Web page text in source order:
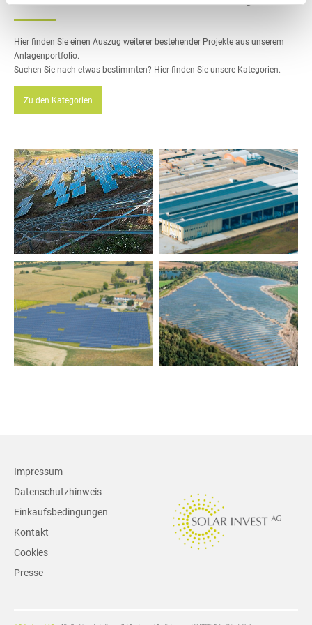
Hier finden Sie einen Auszug weiterer bestehender Projekte aus unserem
Anlagenportfolio.
Suchen Sie nach etwas bestimmten? Hier finden Sie unsere Kategorien.
Zu den Kategorien
____
PV-Anlage Preveza
+
____
Solaranlage Cuneo - Italien
+
____
Solaranlage San Pietro di
Morubio - Venetien, Italien
+
____
Solarpark Borna - Borna bei
Leipzig
+
Impressum
Datenschutzhinweis
Einkaufsbedingungen
Kontakt
Cookies
Presse